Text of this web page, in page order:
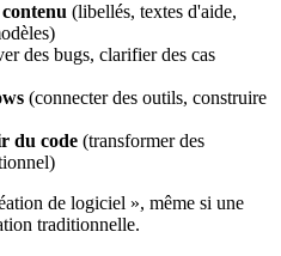
(libellés, textes d'aide,
des bugs, clarifier des cas
(connecter des outils, construire
du code (transformer des
de logiciel », même si une
traditionnelle.